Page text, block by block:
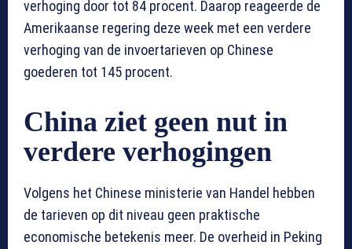
verhoging door tot 84 procent. Daarop reageerde de
Amerikaanse regering deze week met een verdere
verhoging van de invoertarieven op Chinese
goederen tot 145 procent.
China ziet geen nut in
verdere verhogingen
Volgens het Chinese ministerie van Handel hebben
de tarieven op dit niveau geen praktische
economische betekenis meer. De overheid in Peking